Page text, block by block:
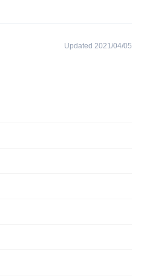
Updated 2021/04/05